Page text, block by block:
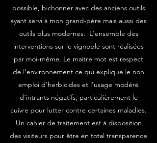
possible, bichonner avec des anciens outils
ayant servi à mon grand-père mais aussi des
outils plus modernes. L'ensemble des
interventions sur le vignoble sont réalisées
par moi-même. Le maitre mot est respect
de l'environnement ce qui explique le non
emploi d'herbicides et l'usage modéré
d'intrants négatifs, particulièrement le
cuivre pour lutter contre certaines maladies.
Un cahier de traitement est à disposition
des visiteurs pour être en total transparence